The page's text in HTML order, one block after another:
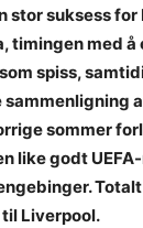
stor suksess for
timingen med å
spiss,
sammenligning
sommer
like godt
Liverpool.